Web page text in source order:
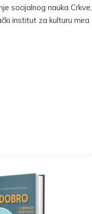
socijalnog nauka Crkve,
institut za kulturu mira